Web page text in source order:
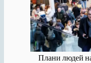
Плани людей на